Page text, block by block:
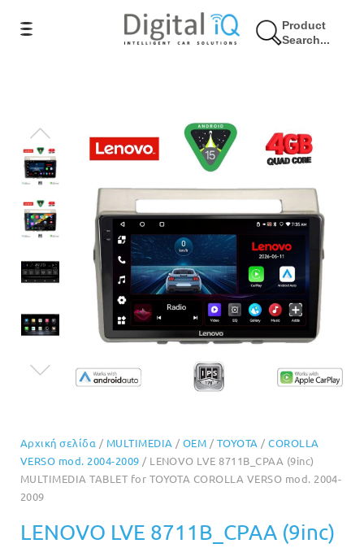
Product
Search...
9% Έκπτωση
Αρχική σελίδα / MULTIMEDIA / OEM / TOYOTA /COROLLA
VERSO mod. 2004-2009 / LENOVO LVE 8711B_CPAA (9inc)
MULTIMEDIA TABLET for TOYOTA COROLLA VERSO mod. 2004-
2009
LENOVO LVE 8711B_CPAA (9inc)